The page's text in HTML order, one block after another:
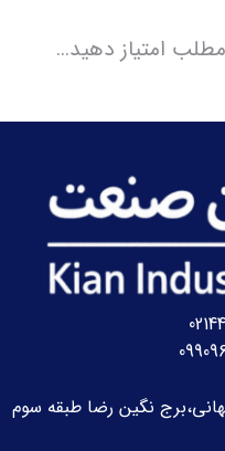
امتیاز دهید...
نگین رضا طبقه سوم